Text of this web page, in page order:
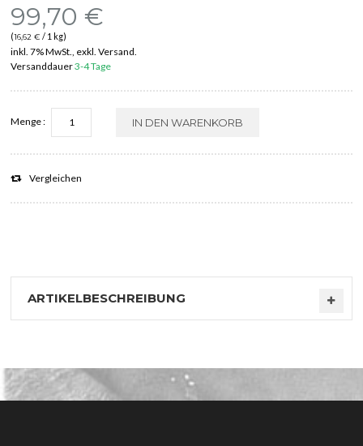
99,70 €
(16,62 € / 1 kg)
inkl. 7% MwSt., exkl. Versand.
Versanddauer3-4 Tage
Menge : IN DEN WARENKORB
Vergleichen
ARTIKELBESCHREIBUNG